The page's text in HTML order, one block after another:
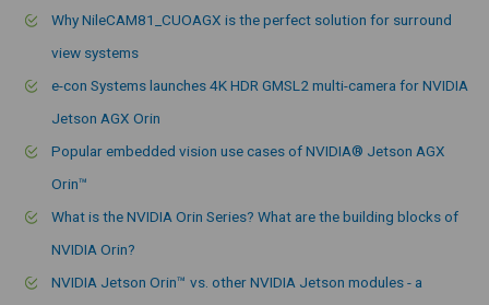
Why NileCAM81_CUOAGX is the perfect solution for surround
view systems
e-con Systems launches 4K HDR GMSL2 multi-camera for NVIDIA
Jetson AGX Orin
Popular embedded vision use cases of NVIDIA® Jetson AGX
Orin™
What is the NVIDIA Orin Series? What are the building blocks of
NVIDIA Orin?
NVIDIA Jetson Orin™ vs. other NVIDIA Jetson modules - a